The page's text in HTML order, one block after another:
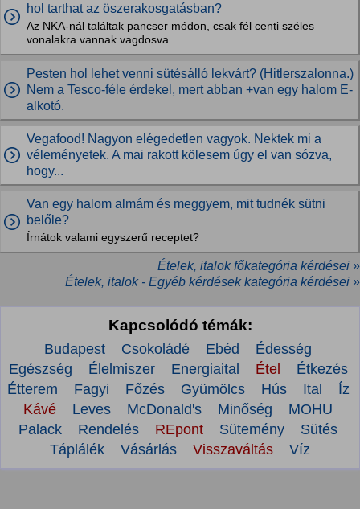
hol tarthat az öszerakosgatásban?
Az NKA-nál találtak pancser módon, csak fél centi széles
vonalakra vannak vagdosva.
Pesten hol lehet venni sütésálló lekvárt? (Hitlerszalonna.)
Nem a Tesco-féle érdekel, mert abban +van egy halom E-
alkotó.
Vegafood! Nagyon elégedetlen vagyok. Nektek mi a
véleményetek. A mai rakott kölesem úgy el van sózva,
hogy...
Van egy halom almám és meggyem, mit tudnék sütni
belőle?
Írnátok valami egyszerű receptet?
Ételek, italok főkategória kérdései »
Ételek, italok - Egyéb kérdések kategória kérdései »
Kapcsolódó témák:
Budapest Csokoládé Ebéd
Édesség
Egészség
Élelmiszer Energiaital Étel
Étkezés
Étterem
Fagyi Főzés Gyümölcs Hús Ital
Íz
Kávé
Leves McDonald's Minőség
MOHU
Palack
Rendelés REpont Sütemény
Sütés
Táplálék
Vásárlás Visszaváltás Víz